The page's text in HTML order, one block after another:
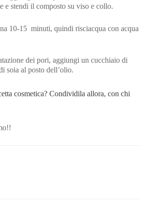
e stendi il composto su viso e collo.
10-15 minuti, quindi risciacqua con acqua
dei pori, aggiungi un cucchiaio di
soia al posto dell’olio.
cosmetica? Condividila allora, con chi